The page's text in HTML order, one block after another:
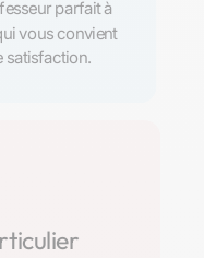
parfait à
vous convient
satisfaction.